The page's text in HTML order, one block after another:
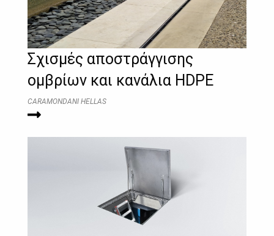
Σχισμές αποστράγγισης
ομβρίων και κανάλια HDPE
CARAMONDANI HELLAS